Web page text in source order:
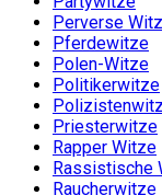
Perverse
Pferdewitze
Polen-Witze
Politikerwitze
Priesterwitze
Rapper Witze
Rassistische
Raucherwitze